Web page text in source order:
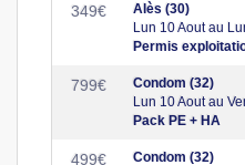
349€
Alès (30)
Lun 10 Aout au
Permis
799€
Condom (32)
Lun 10 Aout au
Pack PE + HA
499€
Condom (32)